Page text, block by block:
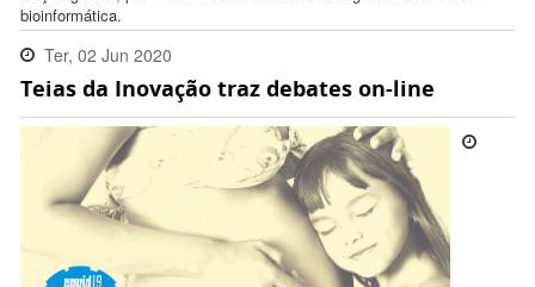
bioinformática.
Ter, 02 Jun 2020
15:41:00 -0300
Teias da Inovação traz debates on-line